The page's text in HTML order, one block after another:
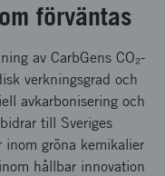
förväntas
av CarbGens CO₂-
verkningsgrad och
avkarbonisering och
till Sveriges
inom gröna kemikalier
hållbar innovation